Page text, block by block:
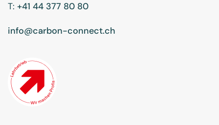
T: +41 44 377 80 80
info@carbon-connect.ch